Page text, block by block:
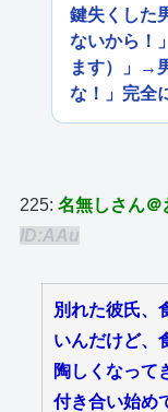
鍵失くした
ないから！
ます）」→
な！」完全
225:名無しさん＠
ID:AAu
別れた彼氏、
いんだけど、
陶しくなって
付き合い始め